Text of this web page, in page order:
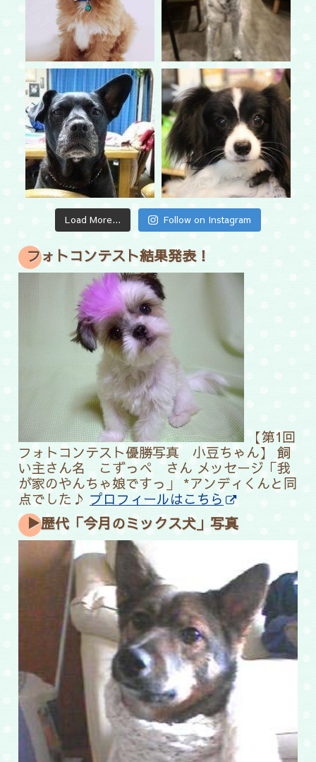
Load More... Follow on Instagram
フォトコンテスト結果発表！
【第1回
フォトコンテスト優勝写真 小豆ちゃん】 飼
い主さん名 こずっぺ さん メッセージ「我
が家のやんちゃ娘ですっ」 *アンディくんと同
点でした♪ プロフィールはこちら
▶歴代「今月のミックス犬」写真